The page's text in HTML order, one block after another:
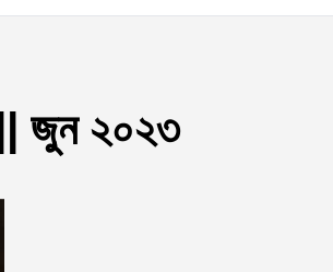
জুন ২০২৩